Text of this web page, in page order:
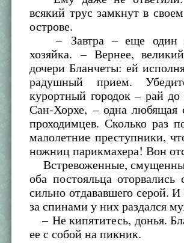
всякий трус замкнут в
острове.
– Завтра – еще один
хозяйка. – Вернее,
дочери Бланчеты: ей
радушный прием.
курортный городок – рай
Сан-Хорхе, – одна любящая
проходимцев. Сколько раз
малолетние преступники,
ножниц парикмахера! Вон
Встревоженные,
оба постояльца
сильно отдававшего серой.
за спинами у них раздался
– Не кипятитесь, донья.
ее с собой на пикник.